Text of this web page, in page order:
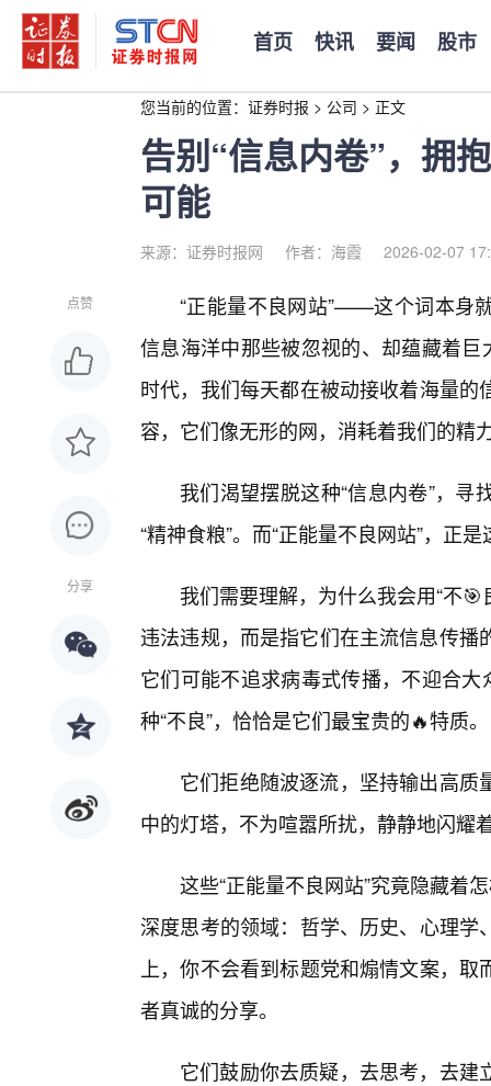
首页 快讯 要闻 股市
您当前的位置： 证券时报 > 公司 > 正文
告别“信息内卷”，拥
可能
来源：证券时报网 作者：海霞 2026-02-07
点赞
分享
“正能量不良网站”——这个词本身
信息海洋中那些被忽视的、却蕴藏着
时代，我们每天都在被动接收着海量
容，它们像无形的网，消耗着我们的精
我们渴望摆脱这种“信息内卷”，
“精神食粮”。而“正能量不良网站”，正
我们需要理解，为什么我会用“不
违法违规，而是指它们在主流信息传播
它们可能不追求病毒式传播，不迎合
种“不良”，恰恰是它们最宝贵的🔥特质。
它们拒绝随波逐流，坚持输出高
中的灯塔，不为喧嚣所扰，静静地闪耀
这些“正能量不良网站”究竟隐藏着
深度思考的领域：哲学、历史、心理
上，你不会看到标题党和煽情文案，
者真诚的分享。
它们鼓励你去质疑，去思考，去